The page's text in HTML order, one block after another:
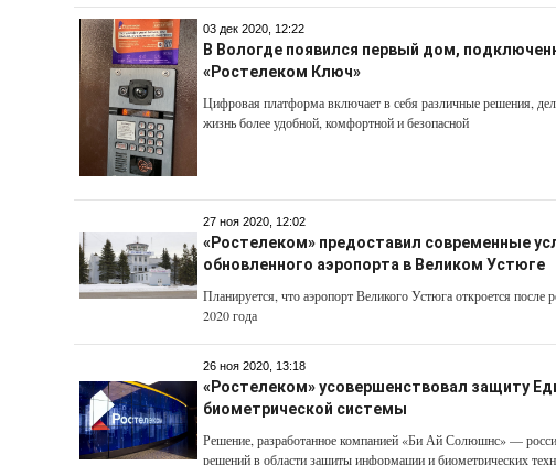
03 дек 2020, 12:22
В Вологде появился первый дом,
«Ростелеком Ключ»
Цифровая платформа включает в себя различные решения,
жизнь более удобной, комфортной и безопасной
27 ноя 2020, 12:02
«Ростелеком» предоставил современные
обновленного аэропорта в Великом Устюге
Планируется, что аэропорт Великого Устюга откроется после
2020 года
26 ноя 2020, 13:18
«Ростелеком» усовершенствовал защиту
биометрической системы
Решение, разработанное компанией «Би Ай Солюшнс» —
решений в области защиты информации и биометрических